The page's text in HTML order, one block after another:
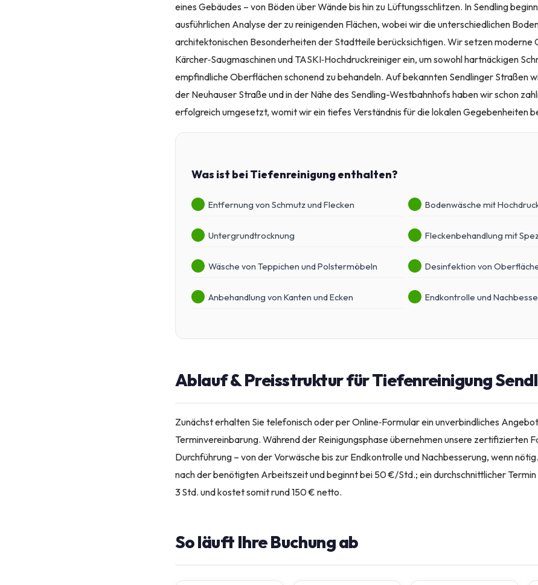
eines Gebäudes – von Böden über Wände bis hin zu Lüftungsschlitzen. In Sendling
ausführlichen Analyse der zu reinigenden Flächen, wobei wir die unterschiedlichen
architektonischen Besonderheiten der Stadtteile berücksichtigen. Wir setzen moderne
Kärcher‑Saugmaschinen und TASKI‑Hochdruckreiniger ein, um sowohl hartnäckigen
empfindliche Oberflächen schonend zu behandeln. Auf bekannten Sendlinger Straßen
der Neuhauser Straße und in der Nähe des Sendling-Westbahnhofs haben wir schon
erfolgreich umgesetzt, womit wir ein tiefes Verständnis für die lokalen Gegebenheiten
Was ist bei Tiefenreinigung enthalten?
Entfernung von Schmutz und Flecken Bodenwäsche mit
Untergrundtrocknung Fleckenbehandlung mit
Wäsche von Teppichen und Polstermöbeln Desinfektion von
Anbehandlung von Kanten und Ecken Endkontrolle und
Ablauf & Preisstruktur für Tiefenreinigung
Zunächst erhalten Sie telefonisch oder per Online‑Formular ein unverbindliches
Terminvereinbarung. Während der Reinigungsphase übernehmen unsere zertifizierten
Durchführung – von der Vorwäsche bis zur Endkontrolle und Nachbesserung, wenn
nach der benötigten Arbeitszeit und beginnt bei 50 €/Std.; ein durchschnittlicher
3 Std. und kostet somit rund 150 € netto.
So läuft Ihre Buchung ab